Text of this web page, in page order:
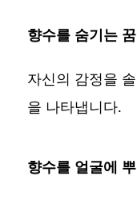
향수를 숨기는 꿈
자신의 감정을
을 나타냅니다.
향수를 얼굴에